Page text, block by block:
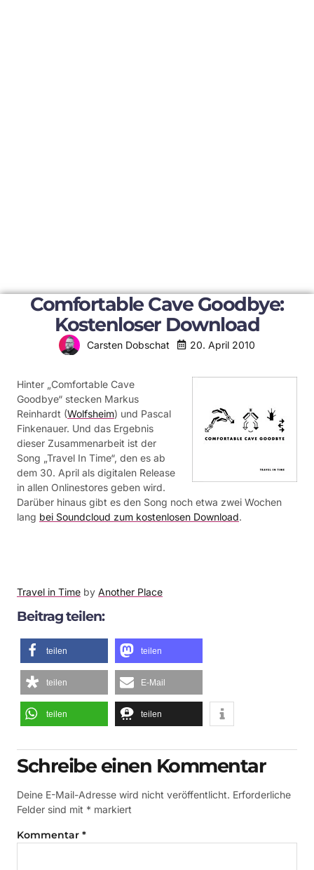
Comfortable Cave Goodbye:
Kostenloser Download
Carsten Dobschat 20. April 2010
Hinter „Comfortable Cave
Goodbye“ stecken Markus
Reinhardt (Wolfsheim) und Pascal
Finkenauer. Und das Ergebnis
dieser Zusammenarbeit ist der
Song „Travel In Time“, den es ab
dem 30. April als digitalen Release
in allen Onlinestores geben wird.
Darüber hinaus gibt es den Song noch etwa zwei Wochen
lang bei Soundcloud zum kostenlosen Download.
Travel in Time by Another Place
Beitrag teilen:
teilen teilen
teilen E-Mail
teilen teilen
Schreibe einen Kommentar
Deine E-Mail-Adresse wird nicht veröffentlicht. Erforderliche
Felder sind mit * markiert
Kommentar *